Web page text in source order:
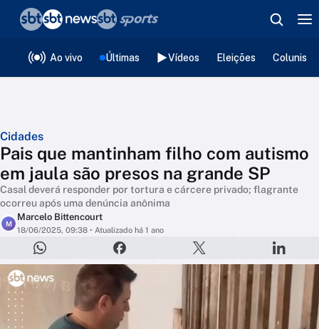
Ao vivo Últimas Vídeos Eleições
Cidades
Pais que mantinham filho com autismo
em jaula são presos na grande SP
Casal deverá responder por tortura e cárcere privado; flagrante
ocorreu após uma denúncia anônima
M
Marcelo Bittencourt
18/06/2025, 09:38 • Atualizado há 1 ano
❮voltar
Editorias